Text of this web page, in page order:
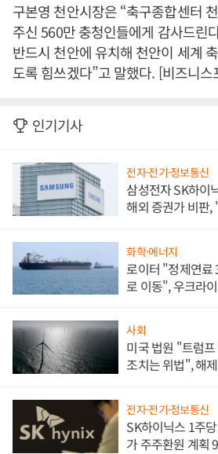
구본영 천안시장은 “축구종합센터
주신 560만 충청인들에게 감사드린
반드시 천안에 유치해 천안이 세계
도록 힘쓰겠다”고 말했다. [비즈니
인기기사
전자·전기·정보통신
삼성전자 SK하이
해외 증권가 비판,
화학·에너지
로이터 "정제연료
로 이동", 우크라
사회
미국 법원 "트럼
조치는 위법", 해
전자·전기·정보통신
SK하이닉스 1주
가 주주환원 계획